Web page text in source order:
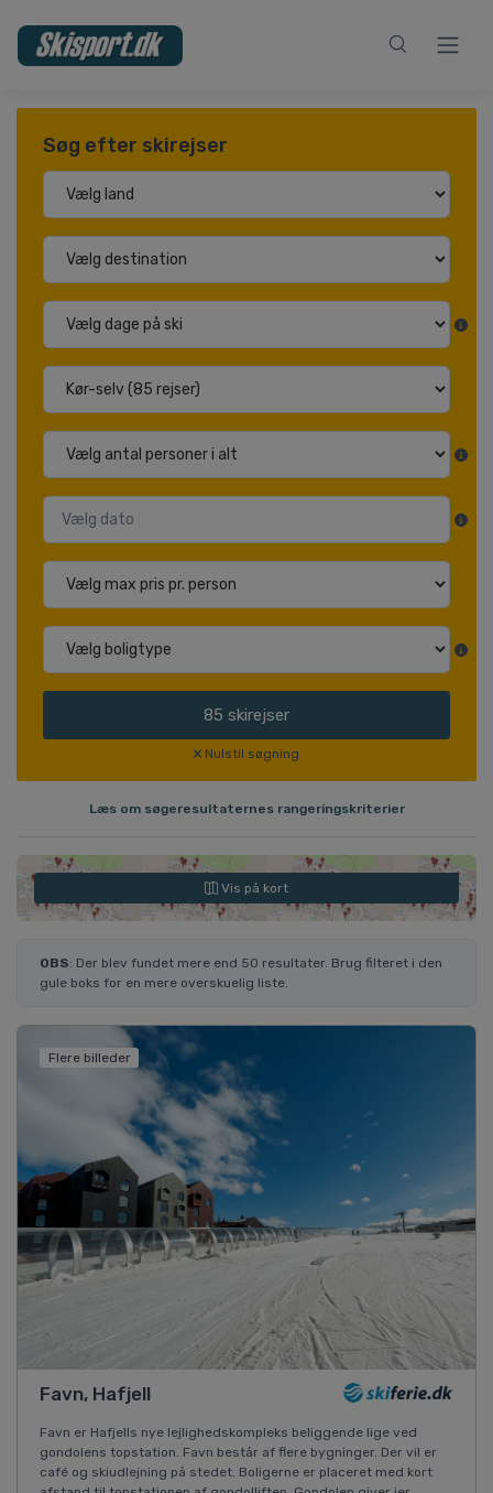
Søg efter skirejser
85 skirejser
Nulstil søgning
Læs om søgeresultaternes rangeringskriterier
Vis på kort
OBS: Der blev fundet mere end 50 resultater. Brug filteret i den
gule boks for en mere overskuelig liste.
Flere billeder
Favn, Hafjell
Favn er Hafjells nye lejlighedskompleks beliggende lige ved
gondolens topstation. Favn består af flere bygninger. Der vil er
café og skiudlejning på stedet. Boligerne er placeret med kort